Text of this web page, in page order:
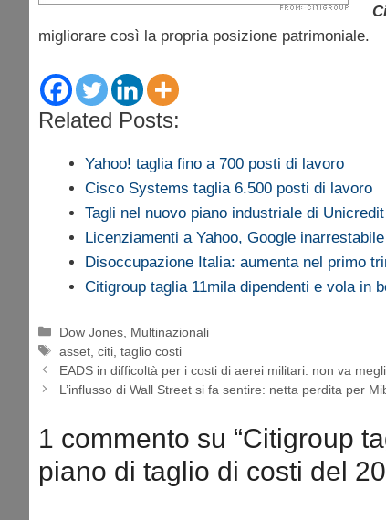
migliorare così la propria posizione patrimoniale.
Related Posts:
Yahoo! taglia fino a 700 posti di lavoro
Cisco Systems taglia 6.500 posti di lavoro
Tagli nel nuovo piano industriale di Unicredit
Licenziamenti a Yahoo, Google inarrestabile
Disoccupazione Italia: aumenta nel primo
Citigroup taglia 11mila dipendenti e vola in
Categorie
Dow Jones Multinazionali
Tag
asset ,citi ,taglio costi
EADS in difficoltà per i costi di aerei militari: non va
L’influsso di Wall Street si fa sentire: netta perdita per
1 commento su “Citigroup
piano di taglio di costi del